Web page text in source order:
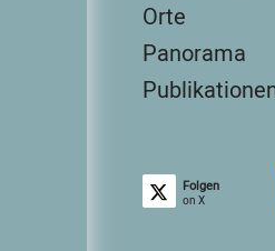
Orte
Panorama
Folgen
on X